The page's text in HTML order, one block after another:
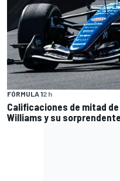
FÓRMULA 12 h
Calificaciones de mitad
Williams y su